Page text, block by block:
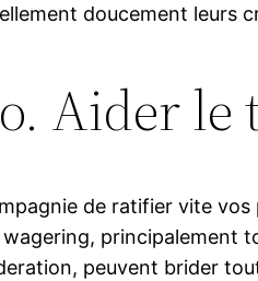
doucement leurs
Aider le
de ratifier vite
principalement
peuvent brider